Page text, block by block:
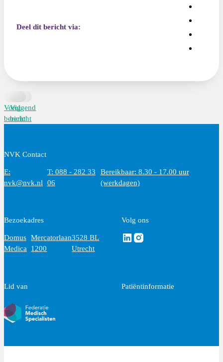
Deel dit bericht via:
Vorig
bericht
Volgend
bericht
NVK Contact
E:
nvk@nvk.nl
T: 088 - 282 33
06
Bereikbaar: 8.30 - 17.00 uur
(werkdagen)
Bezoekadres
Domus
Medica
Mercatorlaan
1200
3528 BL
Utrecht
Volg ons
Volg ons via Linkedin
Volg ons via Instagram
Lid van Patiëntinformatie